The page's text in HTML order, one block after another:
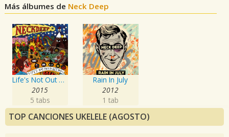
Más álbumes de Neck Deep
Life's Not Out To Get You
2015
5 tabs
Rain In July
2012
1 tab
TOP CANCIONES UKELELE (AGOSTO)